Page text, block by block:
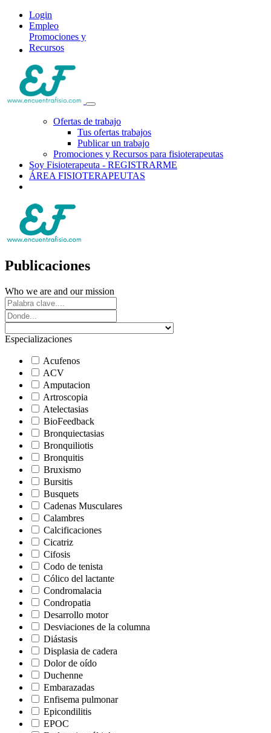
Login
Empleo
Promociones y
Recursos
Ofertas de trabajo
Tus ofertas trabajos
Publicar un trabajo
Promociones y Recursos para fisioterapeutas
Soy Fisioterapeuta - REGISTRARME
ÁREA FISIOTERAPEUTAS
Publicaciones
Who we are and our mission
Especializaciones
Acufenos
ACV
Amputacion
Artroscopia
Atelectasias
BioFeedback
Bronquiectasias
Bronquiliotis
Bronquitis
Bruxismo
Bursitis
Busquets
Cadenas Musculares
Calambres
Calcificaciones
Cicatriz
Cifosis
Codo de tenista
Cólico del lactante
Condromalacia
Condropatia
Desarrollo motor
Desviaciones de la columna
Diástasis
Displasia de cadera
Dolor de oído
Duchenne
Embarazadas
Enfisema pulmonar
Epicondilitis
EPOC